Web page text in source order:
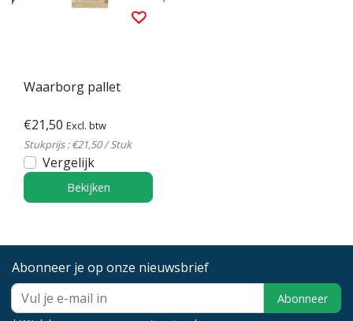
Waarborg pallet
€21,50 Excl. btw
Stukprijs : €21,50 / Stuk
Vergelijk
Bekijken
Abonneer je op onze nieuwsbrief
Abonneer